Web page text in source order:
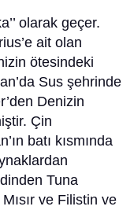
olarak geçer.
ait olan
ötesindeki
Sus şehrinde
Denizin
Çin
batı kısmında
Tuna
ve Filistin ve